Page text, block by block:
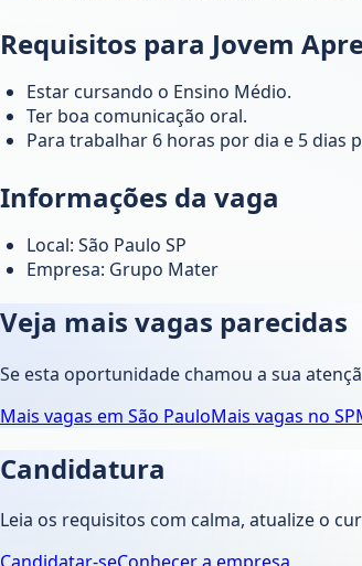
Requisitos para Jovem
Estar cursando o Ensino Médio.
Ter boa comunicação oral.
Para trabalhar 6 horas por dia e 5 dias
Informações da vaga
Local: São Paulo SP
Empresa: Grupo Mater
Veja mais vagas parecidas
Se esta oportunidade chamou a sua
Mais vagas em São PauloMais vagas no SP
Candidatura
Leia os requisitos com calma, atualize o